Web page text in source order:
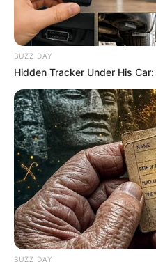
BUZZ DAY
Hidden Tracker Under His
BUZZ DAY